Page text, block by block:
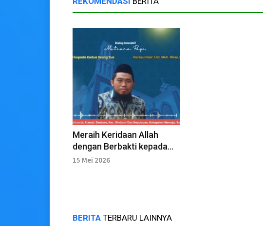
Meraih Keridaan Allah
dengan Berbakti kepada
Orang Tua
15 Mei 2026
BERITA TERBARU LAINNYA